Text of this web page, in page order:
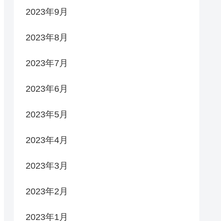
2023年9月
2023年8月
2023年7月
2023年6月
2023年5月
2023年4月
2023年3月
2023年2月
2023年1月